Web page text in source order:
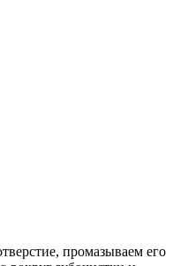
промазываем его